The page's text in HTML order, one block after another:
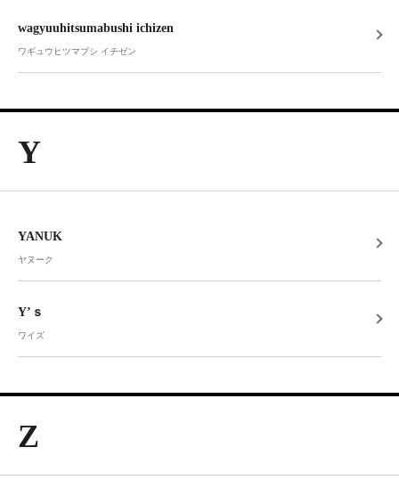
wagyuuhitsumabushi ichizen
ワギュウヒツマブシ イチゼン
Y
YANUK
ヤヌーク
Y’ｓ
ワイズ
Z